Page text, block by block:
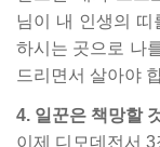
님이 내 인생의 띠
하시는 곳으로 나
드리면서 살아야
4. 일꾼은 책망할
이제 디모데전서